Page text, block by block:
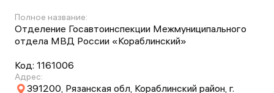
Полное название:
Отделение Госавтоинспекции Межмуниципального
отдела МВД России «Кораблинский»
Код: 1161006
Адрес:
391200, Рязанская обл, Кораблинский район, г.